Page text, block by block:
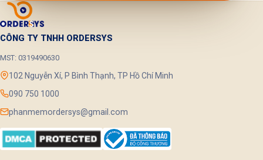
CÔNG TY TNHH ORDERSYS
MST: 0319490630
102 Nguyễn Xí, P Bình Thạnh, TP Hồ Chí Minh
090 750 1000
phanmemordersys@gmail.com